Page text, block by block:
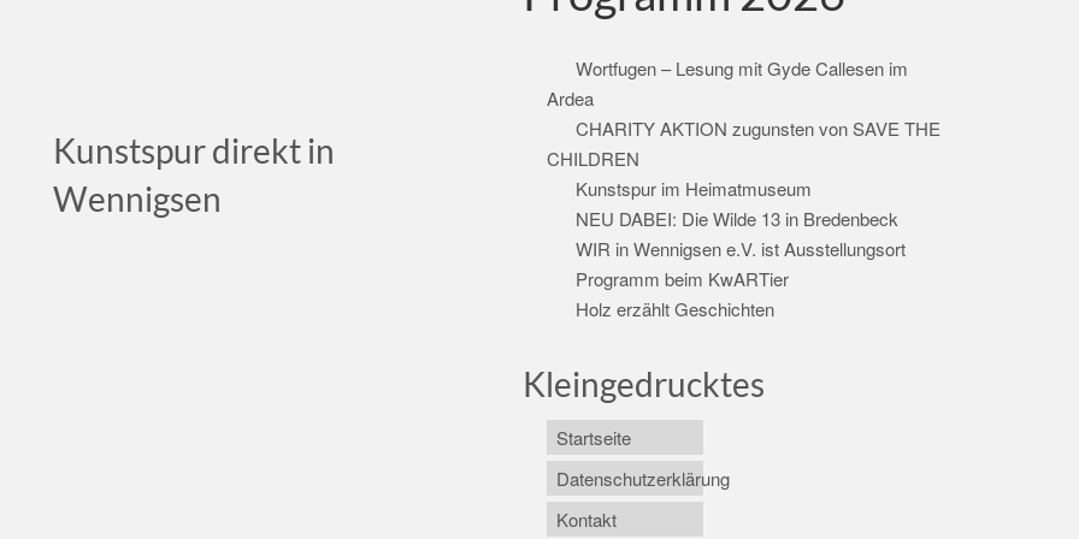
Kunstspur direkt in
Wennigsen
Wortfugen – Lesung mit Gyde Callesen im
Ardea
CHARITY AKTION zugunsten von SAVE THE
CHILDREN
Kunstspur im Heimatmuseum
NEU DABEI: Die Wilde 13 in Bredenbeck
WIR in Wennigsen e.V. ist Ausstellungsort
Programm beim KwARTier
Holz erzählt Geschichten
Kleingedrucktes
Startseite
Datenschutzerklärung
Kontakt